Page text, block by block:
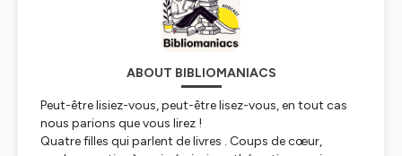
ABOUT BIBLIOMANIACS
Peut-être lisiez-vous, peut-être lisez-vous, en tout cas
nous parions que vous lirez !
Quatre filles qui parlent de livres . Coups de cœur,